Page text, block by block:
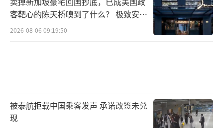
客靶心的陈天桥嗅到了什么？ 极致安全
的追寻
2026-08-06 09:19:50
被泰航拒载中国乘客发声 承诺改签未兑
现